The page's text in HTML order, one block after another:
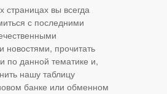
страницах вы всегда
с последними
новостями, прочитать
по данной тематике и,
нашу таблицу
банке или обменном